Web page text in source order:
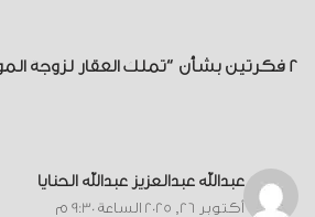
2 فكرتين بشأن “تملك العقار لزوجة المواطن”
عبدالله عبدالعزيز عبدالله الحنايا
أكتوبر 26, 2025 الساعة 9:30 م